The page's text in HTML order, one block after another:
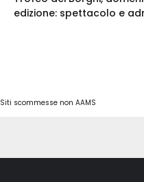
edizione: spettacolo e
Siti scommesse non AAMS